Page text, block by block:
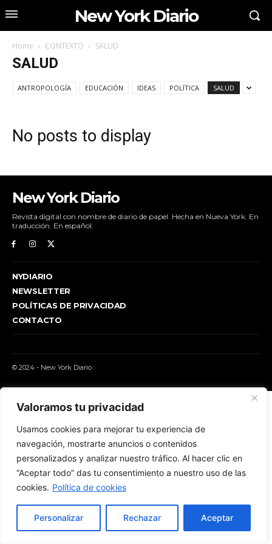
Valoramos tu privacidad
Usamos cookies para mejorar tu experiencia de
navegación, mostrarte anuncios o contenidos
personalizados y analizar nuestro tráfico. Al hacer clic en
“Aceptar todo” das tu consentimiento a nuestro uso de las
cookies. Política de cookies
Personalizar Rechazar Aceptar
New York Diario
Home CONTEXTO SALUD
SALUD
ANTROPOLOGÍA EDUCACIÓN IDEAS POLÍTICA SALUD
No posts to display
New York Diario
Revista digital con nombre de diario de papel. Hecha en Nueva York. En
traducción. En español.
NYDIARIO
NEWSLETTER
POLÍTICAS DE PRIVACIDAD
CONTACTO
© 2024 - New York Diario